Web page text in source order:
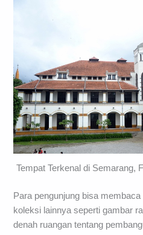
Tempat Terkenal di Semarang,
Para pengunjung bisa
koleksi lainnya seperti gambar
denah ruangan tentang